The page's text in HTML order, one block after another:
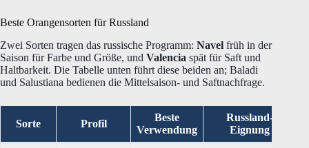
Beste Orangensorten für Russland
Zwei Sorten tragen das russische Programm: Navel früh in der
Saison für Farbe und Größe, und Valencia spät für Saft und
Haltbarkeit. Die Tabelle unten führt diese beiden an; Baladi
und Salustiana bedienen die Mittelsaison- und Saftnachfrage.
Sorte Profil
Beste
Verwendung
Russland-
Eignung